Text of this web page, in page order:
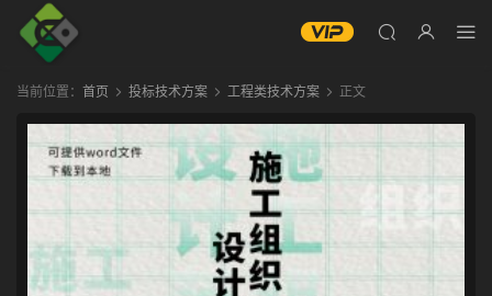
当前位置： 首页 投标技术方案 工程类技术方案 正文